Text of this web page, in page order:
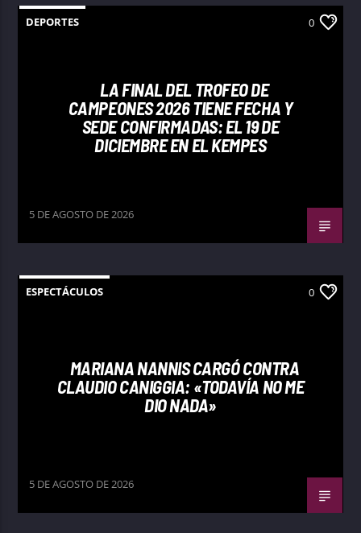
DEPORTES 0
LA FINAL DEL TROFEO DE
CAMPEONES 2026 TIENE FECHA Y
SEDE CONFIRMADAS: EL 19 DE
DICIEMBRE EN EL KEMPES
5 DE AGOSTO DE 2026
ESPECTÁCULOS 0
MARIANA NANNIS CARGÓ CONTRA
CLAUDIO CANIGGIA: «TODAVÍA NO ME
DIO NADA»
5 DE AGOSTO DE 2026